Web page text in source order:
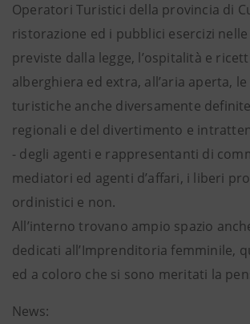
Operatori Turistici della provincia di
ristorazione ed i pubblici esercizi
previste dalla legge, l’ospitalità e
alberghiera ed extra, all’aria aperta,
turistiche anche diversamente
regionali e del divertimento e
- degli agenti e rappresentanti di
mediatori ed agenti d’affari, i liberi
ordinistici e non.
All’interno trovano ampio spazio
dedicati all’Imprenditoria femminile,
ed a coloro che si sono meritati la
News: